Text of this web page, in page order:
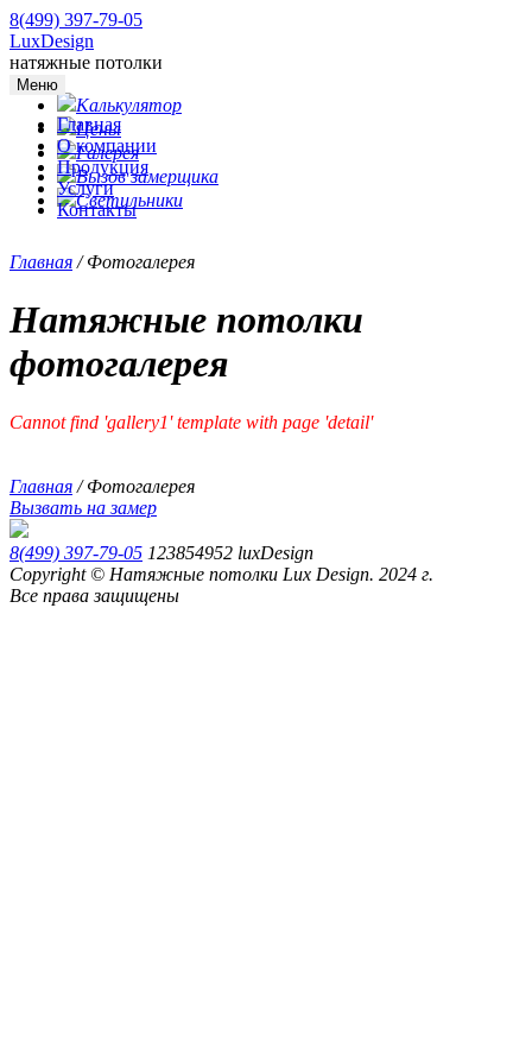
8(499) 397-79-05
LuxDesign
натяжные потолки
Меню
Главная
О компании
Продукция
Услуги
Контакты
Калькулятор
Цены
Галерея
Вызов замерщика
Светильники
Главная /Фотогалерея
Натяжные потолки
фотогалерея
Cannot find 'gallery1' template with page 'detail'
Главная /Фотогалерея
Вызвать на замер
8(499) 397-79-05 123854952 luxDesign
Copyright © Натяжные потолки Lux Design. 2024 г.
Все права защищены